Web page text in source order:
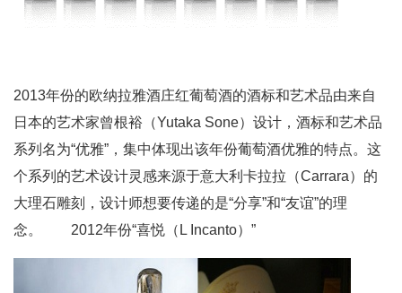
2013年份的欧纳拉雅酒庄红葡萄酒的酒标和艺术品由来自
日本的艺术家曾根裕（Yutaka Sone）设计，酒标和艺术品
系列名为“优雅”，集中体现出该年份葡萄酒优雅的特点。这
个系列的艺术设计灵感来源于意大利卡拉拉（Carrara）的
大理石雕刻，设计师想要传递的是“分享”和“友谊”的理
念。 2012年份“喜悦（L Incanto）”